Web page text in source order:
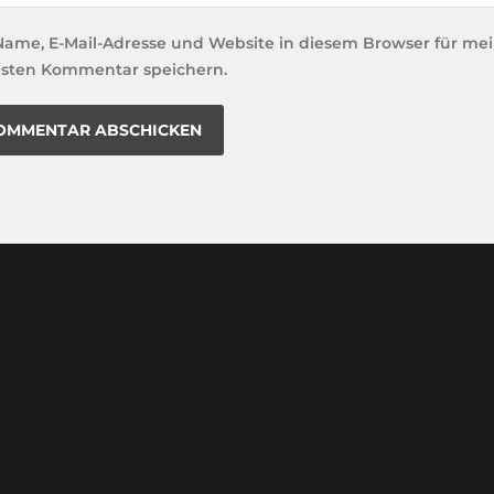
E-Mail-Adresse und Website in diesem Browser für
Kommentar speichern.